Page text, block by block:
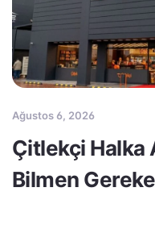
Ağustos 6, 2026
Çitlekçi Halka
Bilmen